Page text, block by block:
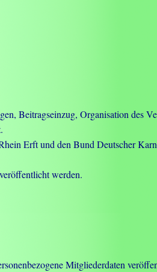
Beitragseinzug, Organisation des
Erft und den Bund Deutscher
werden.
Mitgliederdaten